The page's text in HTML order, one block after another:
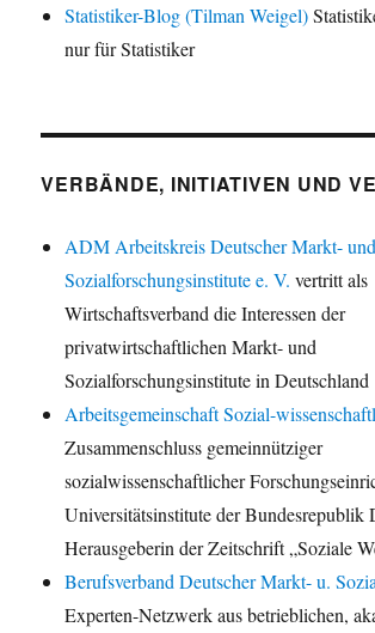
Statistiker-Blog (Tilman Weigel)
nur für Statistiker
VERBÄNDE, INITIATIVEN UND
ADM Arbeitskreis Deutscher Markt- und
Sozialforschungsinstitute e. V. vertritt als
Wirtschaftsverband die Interessen der
privatwirtschaftlichen Markt- und
Sozialforschungsinstitute in Deutschland
Arbeitsgemeinschaft Sozial-
Zusammenschluss gemeinnütziger
sozialwissenschaftlicher
Universitätsinstitute der Bundesrepublik
Herausgeberin der Zeitschrift „Soziale
Berufsverband Deutscher Markt- u.
Experten-Netzwerk aus betrieblichen,